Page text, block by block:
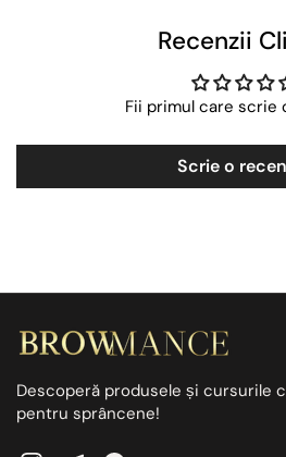
Recenzii
Fii primul care scrie
Scrie o
Descoperă produsele și cursurile
pentru sprâncene!